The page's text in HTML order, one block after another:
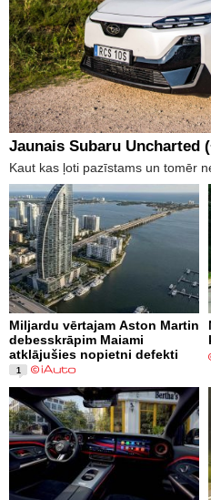
Jaunais Subaru Uncharted
Kaut kas ļoti pazīstams un tomēr
Miljardu vērtajam Aston Martin
debesskrāpim Maiami
atklājušies nopietni defekti
1